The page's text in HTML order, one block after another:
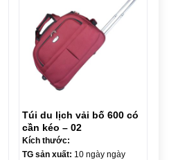
Túi du lịch vải bố 600 có
cần kéo – 02
Kích thước:
TG sản xuất: 10 ngày ngày